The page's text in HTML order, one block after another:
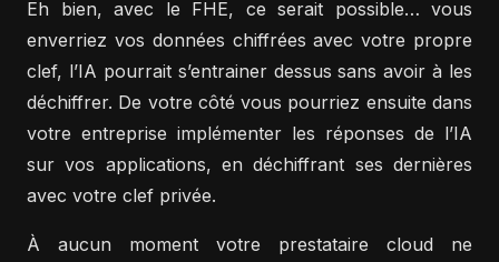
Eh bien, avec le FHE, ce serait possible… vous
enverriez vos données chiffrées avec votre propre
clef, l’IA pourrait s’entrainer dessus sans avoir à les
déchiffrer. De votre côté vous pourriez ensuite dans
votre entreprise implémenter les réponses de l’IA
sur vos applications, en déchiffrant ses dernières
avec votre clef privée.
À aucun moment votre prestataire cloud ne